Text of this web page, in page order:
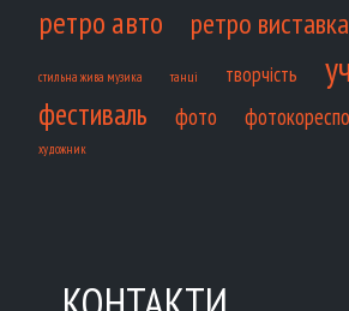
ретро авто ретро виставка
стильна жива музика танці творчість
фестиваль фото
художник